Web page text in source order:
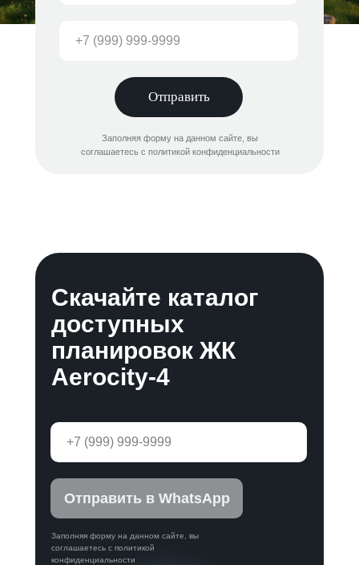
Отправить
Заполняя форму на данном сайте, вы
соглашаетесь с политикой конфиденциальности
Скачайте каталог
доступных
планировок ЖК
Aerocity-4
Заполняя форму на данном сайте, вы
соглашаетесь с политикой
конфиденциальности
Отправить в WhatsApp